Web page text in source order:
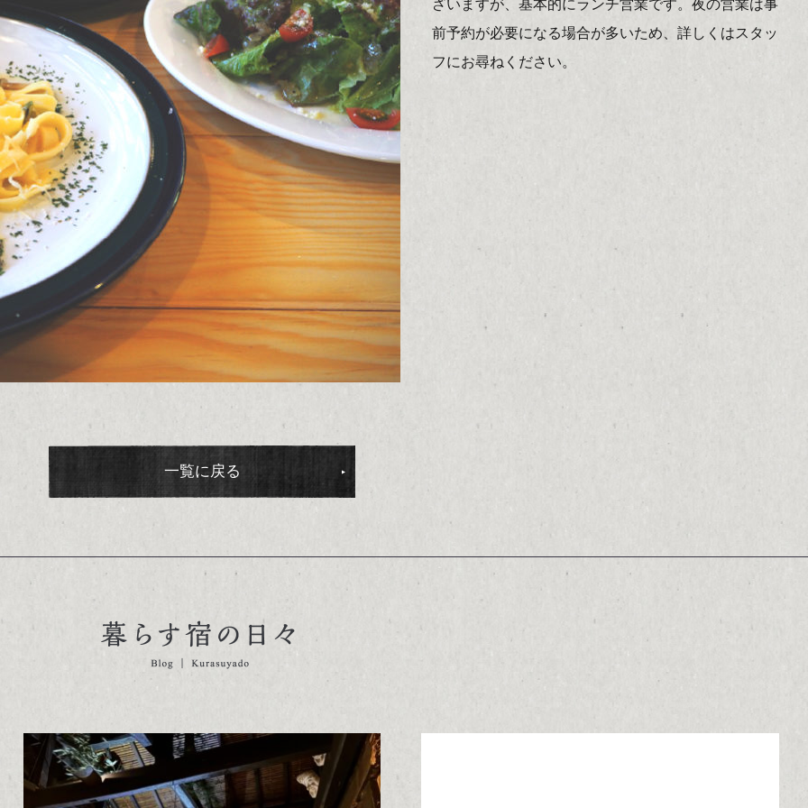
ざいますが、基本的にランチ営業です。夜の営業は事
前予約が必要になる場合が多いため、詳しくはスタッ
フにお尋ねください。
一覧に戻る